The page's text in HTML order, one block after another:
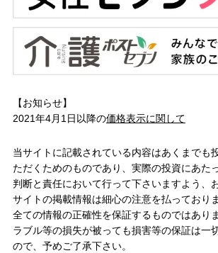
【お知らせ】
2021年4月1日以降の価格表示に関して
当サイトに記載されている内容はあくまでも
ただくためのものであり、実際の投資にあた
判断と責任において行って下さいますよう、
サイトの掲載情報は細心の注意を払っており
全ての情報の正確性を保証するものではあり
ラブル等の損失が被っても損害等の保証は一
ので、予めご了承下さい。